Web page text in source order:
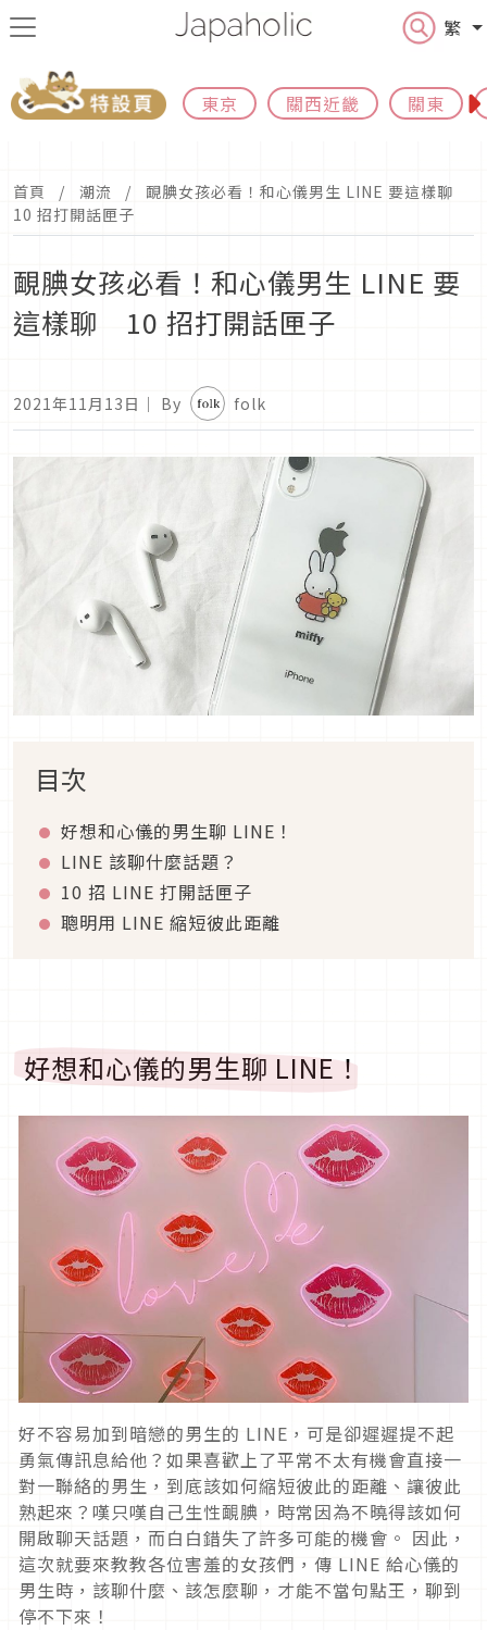
繁
東京 關西近畿 關東
首頁 潮流
靦腆女孩必看！和心儀男生 LINE 要這樣聊
10 招打開話匣子
靦腆女孩必看！和心儀男生 LINE 要
這樣聊 10 招打開話匣子
2021年11月13日 ｜ By folk
目次
好想和心儀的男生聊 LINE！
LINE 該聊什麼話題？
10 招 LINE 打開話匣子
聰明用 LINE 縮短彼此距離
好想和心儀的男生聊 LINE！
好不容易加到暗戀的男生的 LINE，可是卻遲遲提不起
勇氣傳訊息給他？如果喜歡上了平常不太有機會直接一
對一聯絡的男生，到底該如何縮短彼此的距離、讓彼此
熟起來？嘆只嘆自己生性靦腆，時常因為不曉得該如何
開啟聊天話題，而白白錯失了許多可能的機會。 因此，
這次就要來教教各位害羞的女孩們，傳 LINE 給心儀的
男生時，該聊什麼、該怎麼聊，才能不當句點王，聊到
停不下來！